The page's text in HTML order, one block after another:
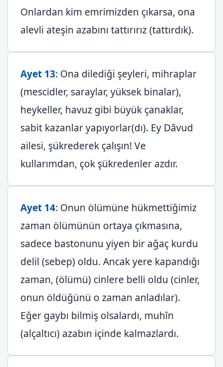
Onlardan kim emrimizden çıkarsa, ona
alevli ateşin azabını tattırırız (tattırdık).
Ayet 13: Ona dilediği şeyleri, mihraplar
(mescidler, saraylar, yüksek binalar),
heykeller, havuz gibi büyük çanaklar,
sabit kazanlar yapıyorlar(dı). Ey Dâvud
ailesi, şükrederek çalışın! Ve
kullarımdan, çok şükredenler azdır.
Ayet 14: Onun ölümüne hükmettiğimiz
zaman ölümünün ortaya çıkmasına,
sadece bastonunu yiyen bir ağaç kurdu
delil (sebep) oldu. Ancak yere kapandığı
zaman, (ölümü) cinlere belli oldu (cinler,
onun öldüğünü o zaman anladılar).
Eğer gaybı bilmiş olsalardı, muhîn
(alçaltıcı) azabın içinde kalmazlardı.